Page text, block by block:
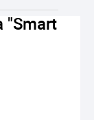
"Smart